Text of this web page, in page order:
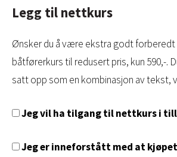
Legg til nettkurs
Ønsker du å være ekstra godt
båtførerkurs til redusert pris, kun 590,-.
satt opp som en kombinasjon av tekst,
Jeg vil ha tilgang til nettkurs i
Jeg er inneforstått med at